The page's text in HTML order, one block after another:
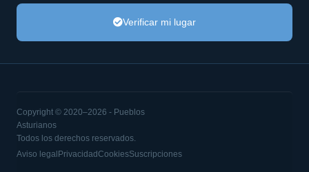
Verificar mi lugar
Copyright © 2020–2026 - Pueblos
Asturianos
Todos los derechos reservados.
Aviso legalPrivacidadCookiesSuscripciones